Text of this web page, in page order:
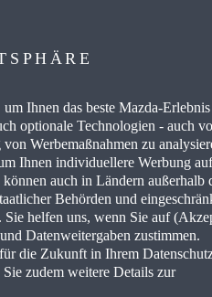
FREIE WERKSTÄTTEN
ENERGIEVERBRAUCH
Barrierefreiheit Rechtliche
Ihnen das beste Mazda-
optionale Technologien - auch
Werbemaßnahmen zu
Ihnen individuellere Werbung
auch in Ländern außerhalb
Behörden und
helfen uns, wenn Sie auf
Datenweitergaben zustimmen.
die Zukunft in Ihrem
zudem weitere Details zur